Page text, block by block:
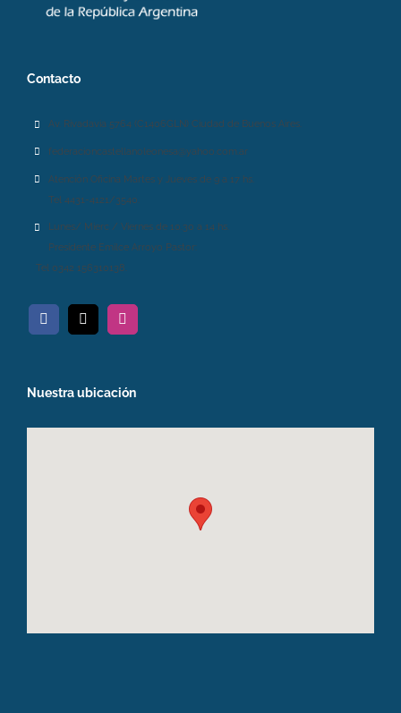
Contacto
Av. Rivadavia 5764 (C1406GLN) Ciudad de Buenos Aires.
federacioncastellanoleonesa@yahoo.com.ar
Atención Oficina Martes y Jueves de 9 a 17 hs.
Tel 4431-4121/3540.
Lunes/ Mierc / Viernes de 10.30 a 14 hs.
Presidente Emilce Arroyo Pastor:
Tel 0342 156310138.
Nuestra ubicación